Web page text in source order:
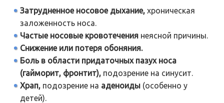
Затрудненное носовое дыхание, хроническая
заложенность носа.
Частые носовые кровотечения неясной причины.
Снижение или потеря обоняния.
Боль в области придаточных пазух носа
(гайморит, фронтит), подозрение на синусит.
Храп, подозрение на аденоиды (особенно у
детей).